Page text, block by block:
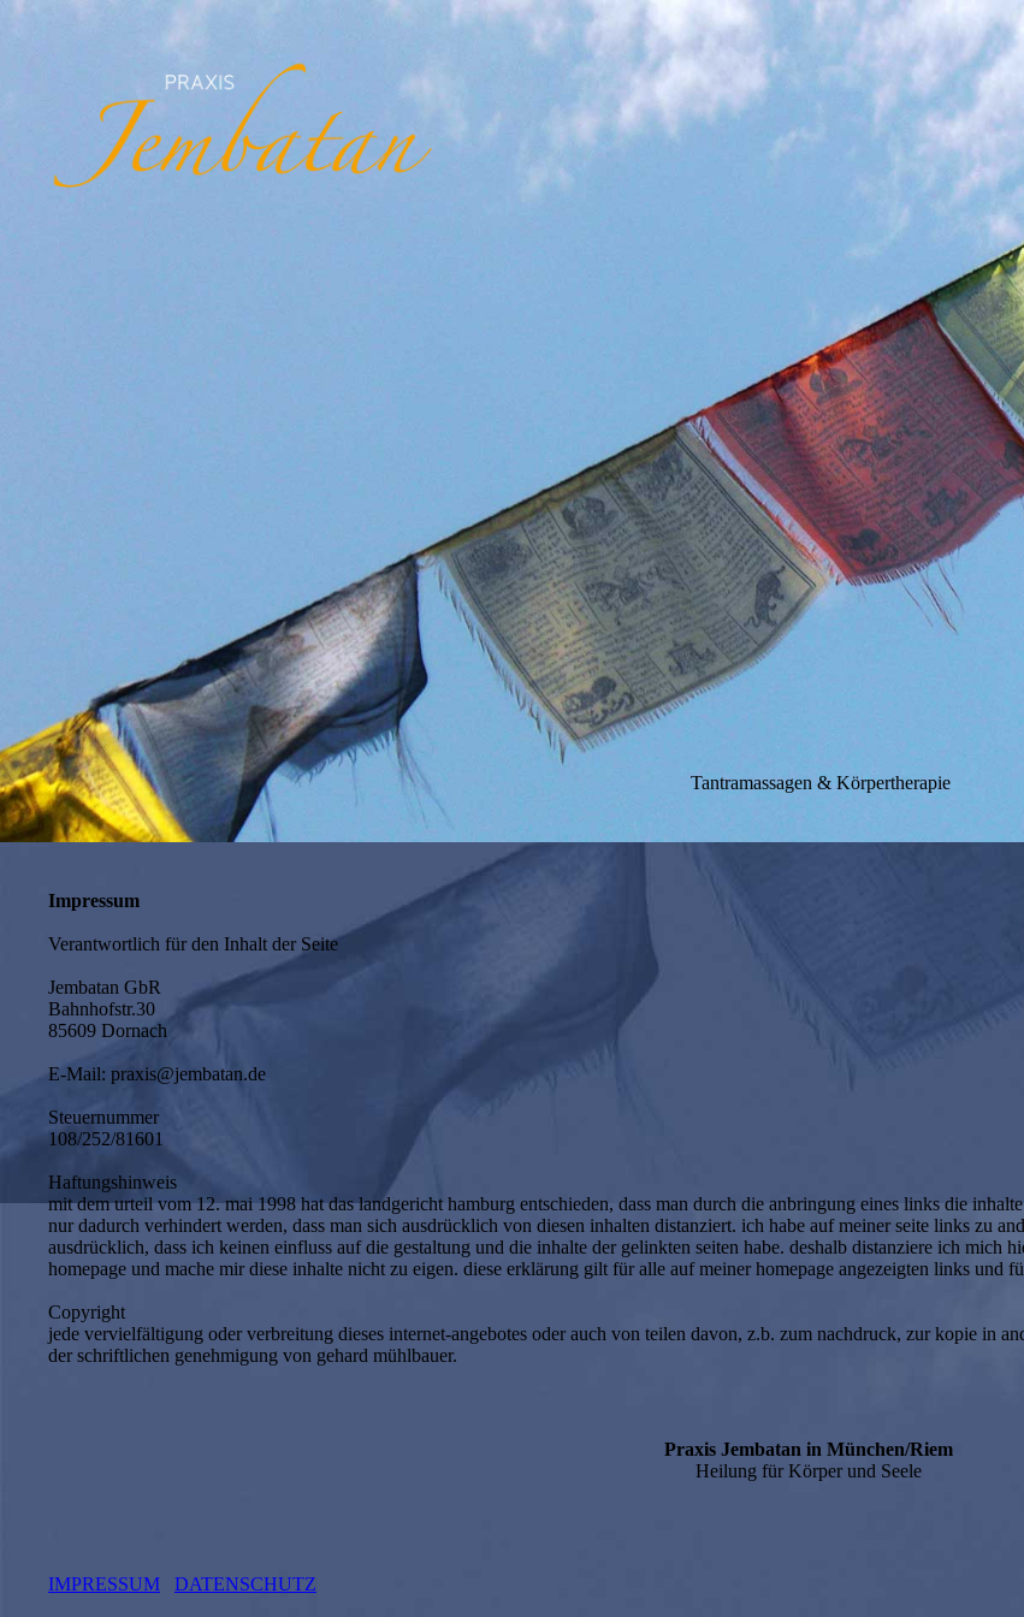
Tantramassagen & Körpertherapie
Impressum
Verantwortlich für den Inhalt der Seite
Jembatan GbR
Bahnhofstr.30
85609 Dornach
E-Mail: praxis@jembatan.de
Steuernummer
108/252/81601
Haftungshinweis
mit dem urteil vom 12. mai 1998 hat das landgericht hamburg entschieden, dass man durch die anbringung eines links die
nur dadurch verhindert werden, dass man sich ausdrücklich von diesen inhalten distanziert. ich habe auf meiner seite links zu
ausdrücklich, dass ich keinen einfluss auf die gestaltung und die inhalte der gelinkten seiten habe. deshalb distanziere ich mich
homepage und mache mir diese inhalte nicht zu eigen. diese erklärung gilt für alle auf meiner homepage angezeigten links und
Copyright
jede vervielfältigung oder verbreitung dieses internet-angebotes oder auch von teilen davon, z.b. zum nachdruck, zur kopie in
der schriftlichen genehmigung von gehard mühlbauer.
Praxis Jembatan in München/Riem
Heilung für Körper und Seele
IMPRESSUM DATENSCHUTZ